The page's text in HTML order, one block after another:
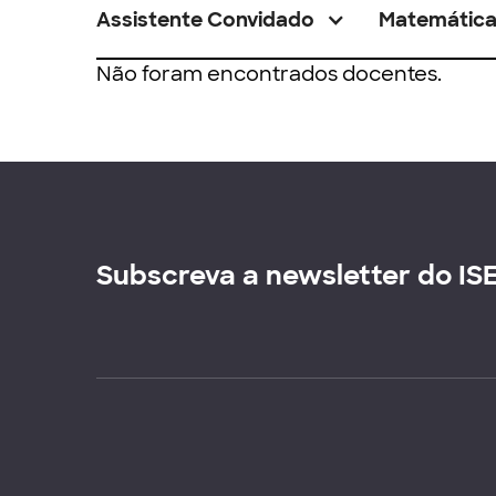
Assistente Convidado Matemática
Não foram encontrados docentes.
Subscreva a newsletter do